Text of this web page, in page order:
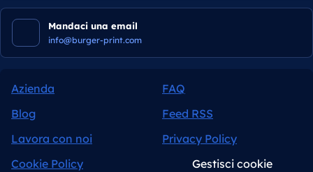
Mandaci una email
info@burger-print.com
Azienda
FAQ
Blog
Feed RSS
Lavora con noi
Privacy Policy
Cookie Policy
Gestisci cookie